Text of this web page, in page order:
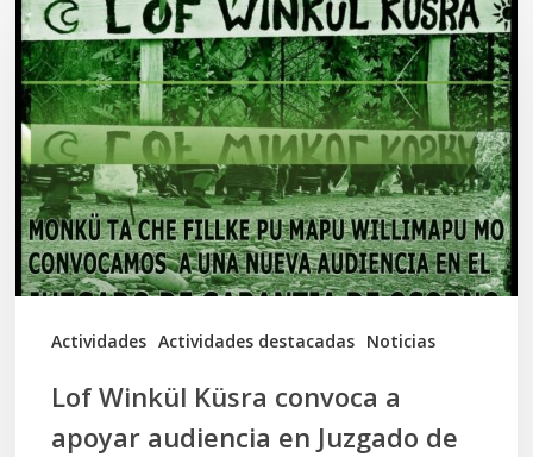
Actividades Actividades destacadas Noticias
Winkül
Küsra
convoca
a
apoyar
audiencia
en
Juzgado
Lof Winkül Küsra convoca a
apoyar audiencia en Juzgado de